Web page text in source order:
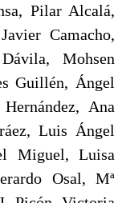
Pilar Alcalá,
Camacho,
Mohsen
Guillén, Ángel
Ana
Luis Ángel
Miguel, Luisa
Osal, Mª